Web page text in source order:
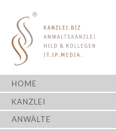
HOME
KANZLEI
ANWÄLTE